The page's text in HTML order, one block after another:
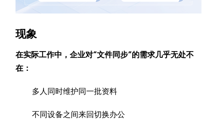
现象
在实际工作中，企业对“文件同步”的需求几乎无处不
在：
多人同时维护同一批资料
不同设备之间来回切换办公